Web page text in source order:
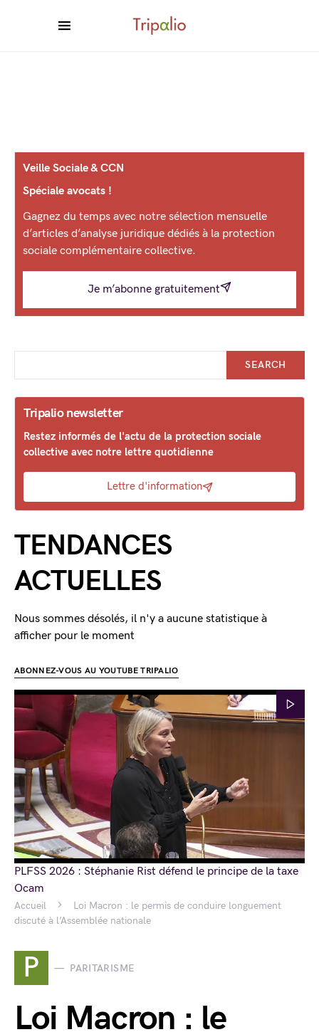
Accueil
Loi Macron : le permis de conduire longuement
discuté à l’Assemblée nationale
P PARITARISME
Loi Macron : le
Veille Sociale & CCN
Spéciale avocats !
Gagnez du temps avec notre sélection mensuelle
d’articles d’analyse juridique dédiés à la protection
sociale complémentaire collective.
Je m’abonne gratuitement
SEARCH
Tripalio newsletter
Restez informés de l'actu de la protection sociale
collective avec notre lettre quotidienne
Lettre d'information
TENDANCES
ACTUELLES
Nous sommes désolés, il n'y a aucune statistique à
afficher pour le moment
ABONNEZ-VOUS AU YOUTUBE TRIPALIO
PLFSS 2026 : Stéphanie Rist défend le principe de la taxe
Ocam